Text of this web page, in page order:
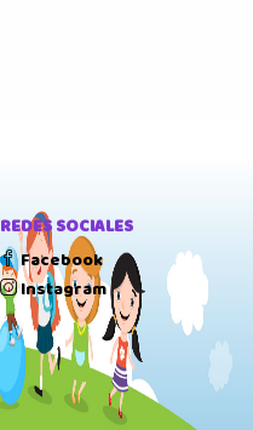
REDES SOCIALES
Facebook
Instagram